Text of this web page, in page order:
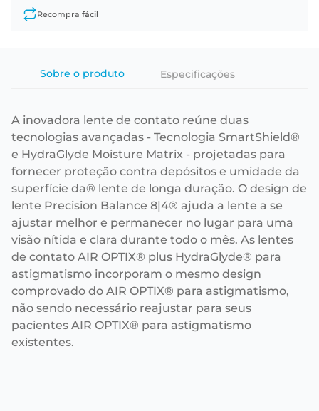
Recompra fácil
Sobre o produto Especificações
A inovadora lente de contato reúne duas
tecnologias avançadas - Tecnologia SmartShield®
e HydraGlyde Moisture Matrix - projetadas para
fornecer proteção contra depósitos e umidade da
superfície da® lente de longa duração. O design de
lente Precision Balance 8|4® ajuda a lente a se
ajustar melhor e permanecer no lugar para uma
visão nítida e clara durante todo o mês. As lentes
de contato AIR OPTIX® plus HydraGlyde® para
astigmatismo incorporam o mesmo design
comprovado do AIR OPTIX® para astigmatismo,
não sendo necessário reajustar para seus
pacientes AIR OPTIX® para astigmatismo
existentes.